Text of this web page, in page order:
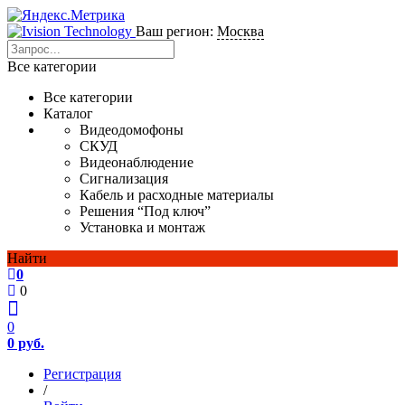
Ваш регион: Москва
Все категории
Все категории
Каталог
Видеодомофоны
СКУД
Видеонаблюдение
Сигнализация
Кабель и расходные материалы
Решения “Под ключ”
Установка и монтаж
Найти
0
0
0
0 руб.
Регистрация
/